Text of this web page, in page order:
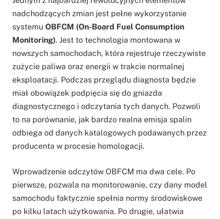
nadchodzących zmian jest pełne wykorzystanie
systemu OBFCM (On-Board Fuel Consumption
Monitoring). Jest to technologia montowana w
nowszych samochodach, która rejestruje rzeczywiste
zużycie paliwa oraz energii w trakcie normalnej
eksploatacji. Podczas przeglądu diagnosta będzie
miał obowiązek podpięcia się do gniazda
diagnostycznego i odczytania tych danych. Pozwoli
to na porównanie, jak bardzo realna emisja spalin
odbiega od danych katalogowych podawanych przez
producenta w procesie homologacji.
Wprowadzenie odczytów OBFCM ma dwa cele. Po
pierwsze, pozwala na monitorowanie, czy dany model
samochodu faktycznie spełnia normy środowiskowe
po kilku latach użytkowania. Po drugie, ułatwia